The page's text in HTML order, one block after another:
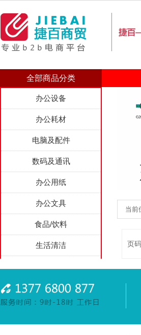
全部商品分类
办公设备
办公耗材
电脑及配件
数码及通讯
办公用纸
办公文具
食品/饮料
生活清洁
家用电器
劳防用品
当前
页